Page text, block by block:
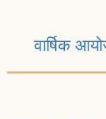
वार्षिक